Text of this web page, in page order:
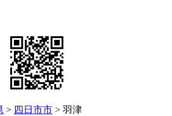
> 四日市市 > 羽津